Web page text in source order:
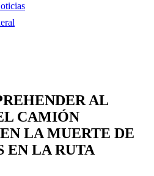
AL
CAMIÓN
LA MUERTE DE
EN LA RUTA